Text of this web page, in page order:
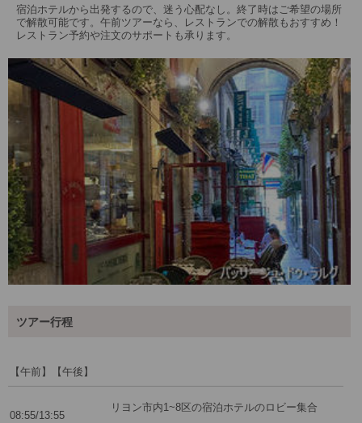
宿泊ホテルから出発するので、迷う心配なし。終了時はご希望の場所
で解散可能です。午前ツアーなら、レストランでの解散もおすすめ！
レストラン予約や注文のサポートも承ります。
ツアー行程
【午前】【午後】
08:55/13:55
リヨン市内1~8区の宿泊ホテルのロビー集合